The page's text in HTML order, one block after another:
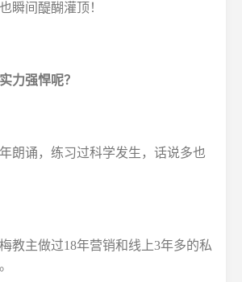
瞬间醍醐灌顶！
力强悍呢？
朗诵，练习过科学发生，话说多也
教主做过18年营销和线上3年多的私